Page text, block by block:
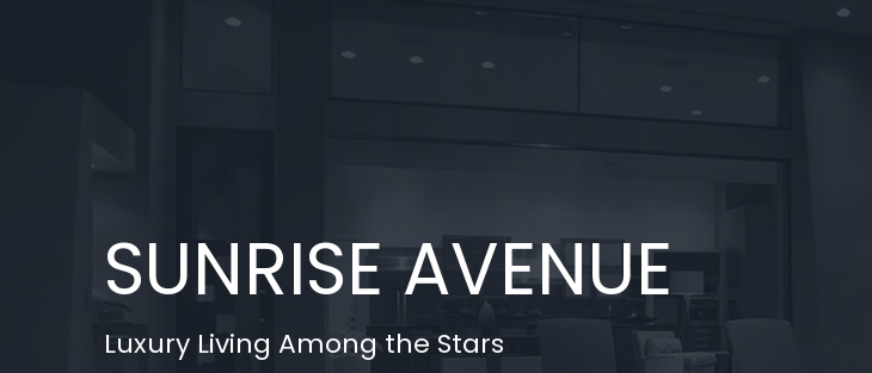
SUNRISE AVENUE
Luxury Living Among the Stars